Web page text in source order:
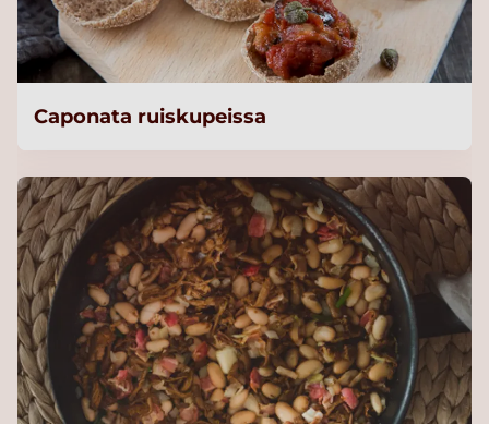
Caponata ruiskupeissa